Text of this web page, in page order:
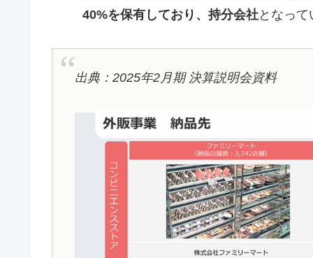
40%を保有しており、持分会社となって
出典：2025年2月期 決算説明会資料